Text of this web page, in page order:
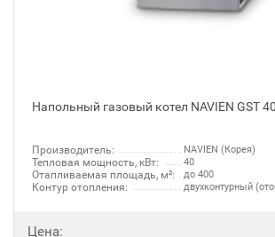
Напольный газовый котел NAVIEN GST
Производитель: NAVIEN (Корея)
Тепловая мощность, кВт: 40
Отапливаемая площадь, м²: до 400
Контур отопления: двухконтурный
Цена: